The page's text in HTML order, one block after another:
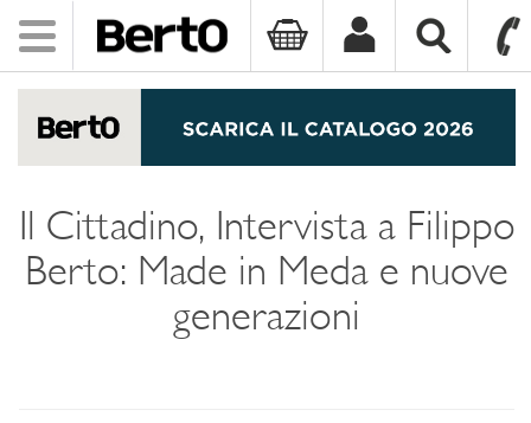
Toggle
navigation
Il Cittadino, Intervista a Filippo
Berto: Made in Meda e nuove
generazioni